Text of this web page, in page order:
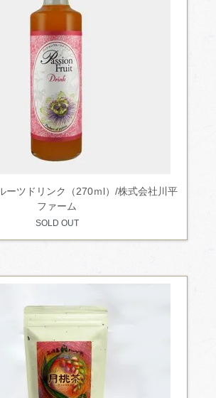
ーツドリンク（270ｍl）/株式会社川平
ファーム
SOLD OUT